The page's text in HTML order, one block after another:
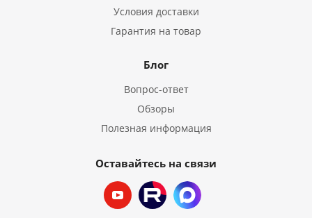
Условия доставки
Гарантия на товар
Блог
Вопрос-ответ
Обзоры
Полезная информация
Оставайтесь на связи